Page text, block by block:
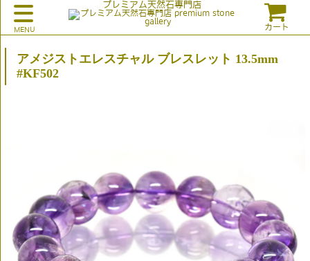
プレミアム天然石専門店
カート
アメジストエレスチャル ブレスレット 13.5mm
#KF502